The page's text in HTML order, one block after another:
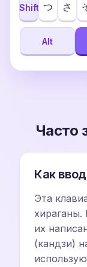
Shift つ さ
Alt
Часто
Как
Эта
их
(кандзи)